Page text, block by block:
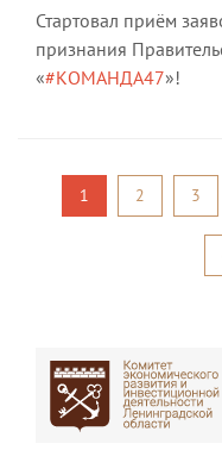
Стартовал приём
признания
«#КОМАНДА47»!
1 2 3